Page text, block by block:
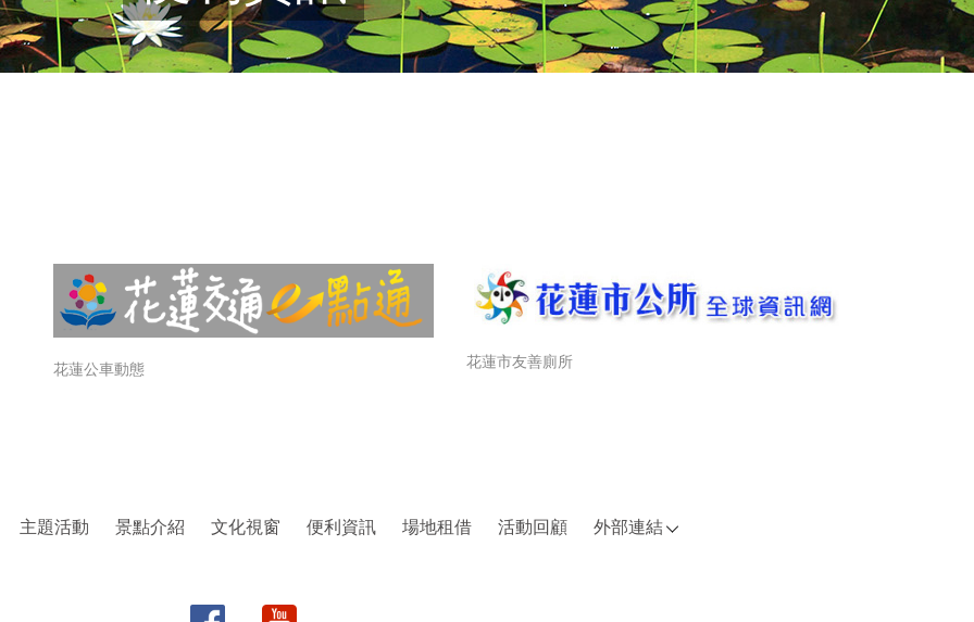
花蓮公車動態 花蓮市友善廁所
主題活動 景點介紹 文化視窗 便利資訊 場地租借 活動回顧 外部連結